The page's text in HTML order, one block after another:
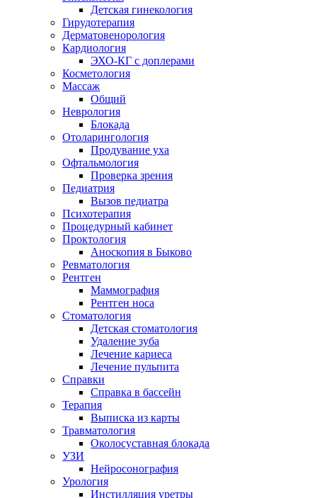
Детская гинекология
Гирудотерапия
Дерматовенорология
Кардиология
ЭХО-КГ с доплерами
Косметология
Массаж
Общий
Неврология
Блокада
Отоларингология
Продувание уха
Офтальмология
Проверка зрения
Педиатрия
Вызов педиатра
Психотерапия
Процедурный кабинет
Проктология
Аноскопия в Быково
Ревматология
Рентген
Маммография
Рентген носа
Стоматология
Детская стоматология
Удаление зуба
Лечение кариеса
Лечение пульпита
Справки
Справка в бассейн
Терапия
Выписка из карты
Травматология
Околосуставная блокада
УЗИ
Нейросонография
Урология
Инстилляция уретры